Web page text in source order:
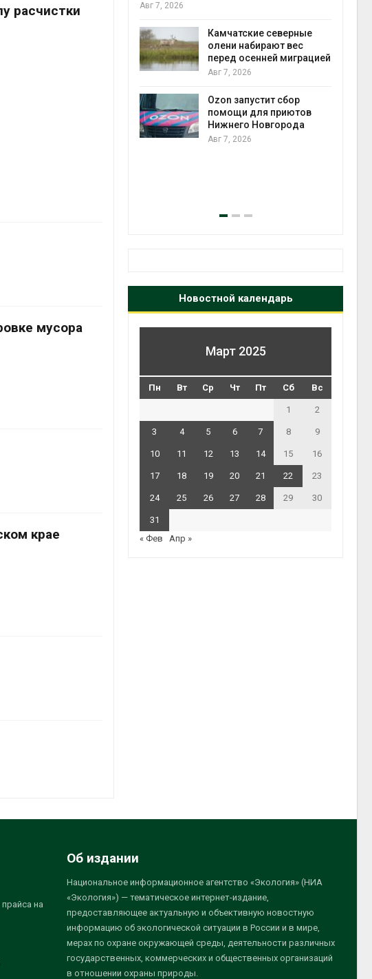
расчистки
мусора
крае
МЕГА и ВкусВилл
Авг 7, 2026
Камчатские северные
олени набирают вес
перед осенней миграцией
Авг 7, 2026
Ozon запустит сбор
помощи для приютов
Нижнего Новгорода
Авг 7, 2026
Новостной календарь
Март 2025
Пн Вт Ср Чт Пт Сб Вс
1 2
3 4 5 6 7 8 9
10 11 12 13 14 15 16
17 18 19 20 21 22 23
24 25 26 27 28 29 30
31
« Фев
Апр »
на
Об издании
Национальное информационное агентство «Экология» (НИА
«Экология») — тематическое интернет-издание,
предоставляющее актуальную и объективную новостную
информацию об экологической ситуации в России и в мире,
мерах по охране окружающей среды, деятельности различных
государственных, коммерческих и общественных организаций
в отношении охраны природы.